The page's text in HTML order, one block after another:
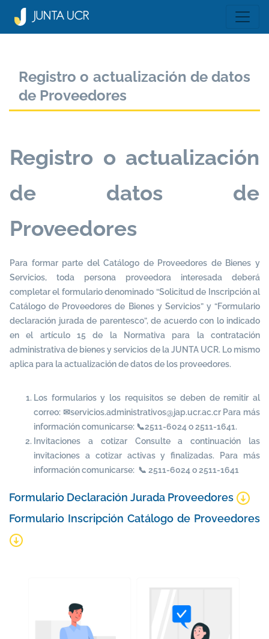
Registro o actualización de datos
de Proveedores
Registro o actualización
de datos de
Proveedores
Para formar parte del Catálogo de Proveedores de Bienes y
Servicios, toda persona proveedora interesada deberá
completar el formulario denominado “Solicitud de Inscripción al
Catálogo de Proveedores de Bienes y Servicios” y “Formulario
declaración jurada de parentesco”, de acuerdo con lo indicado
en el artículo 15 de la Normativa para la contratación
administrativa de bienes y servicios de la JUNTA UCR. Lo mismo
aplica para la actualización de datos de los proveedores.
Los formularios y los requisitos se deben de remitir al
correo: ✉servicios.administrativos@jap.ucr.ac.cr Para más
información comunicarse: 📞2511-6024 o 2511-1641.
Invitaciones a cotizar Consulte a continuación las
invitaciones a cotizar activas y finalizadas. Para más
información comunicarse: 📞 2511-6024 o 2511-1641
Formulario Declaración Jurada Proveedores
Formulario Inscripción Catálogo de Proveedores